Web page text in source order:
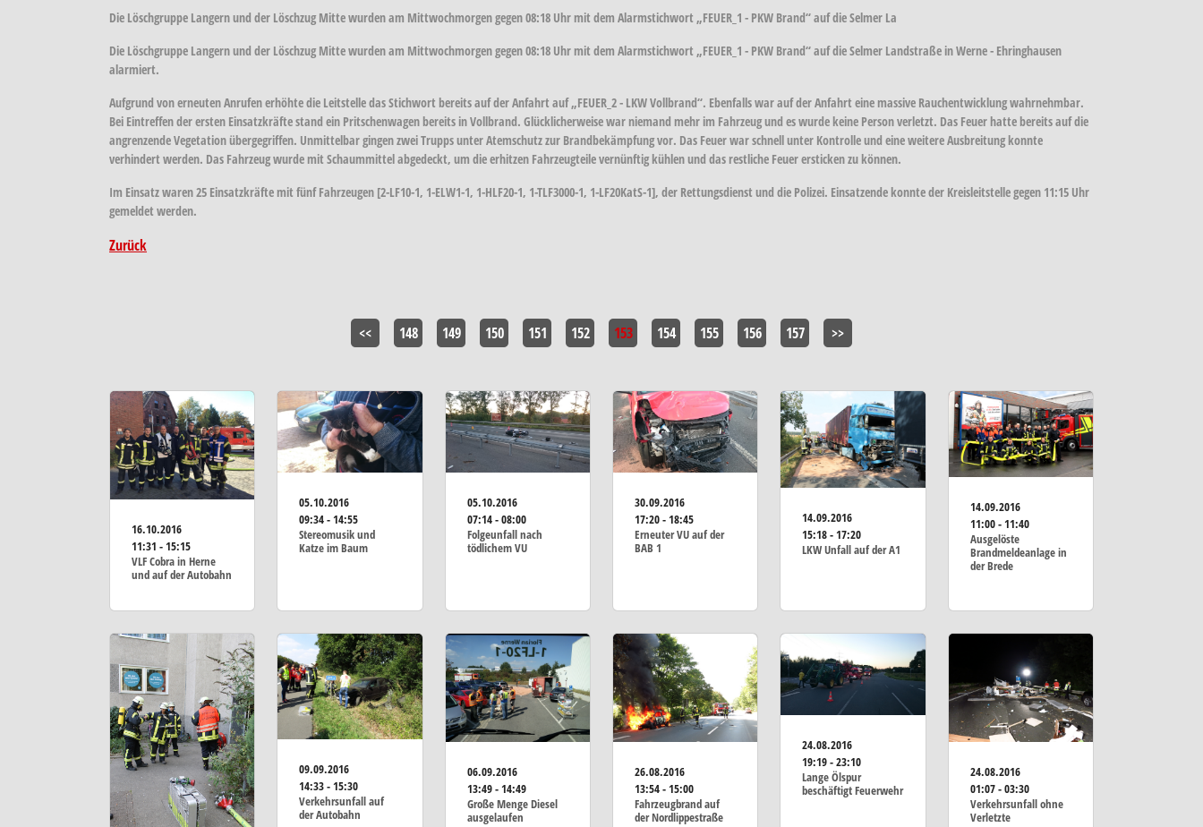
Die Löschgruppe Langern und der Löschzug Mitte wurden am Mittwochmorgen gegen 08:18 Uhr mit dem Alarmstichwort „FEUER_1 - PKW Brand“ auf die Selmer La
Die Löschgruppe Langern und der Löschzug Mitte wurden am Mittwochmorgen gegen 08:18 Uhr mit dem Alarmstichwort „FEUER_1 - PKW Brand“ auf die Selmer Landstraße in Werne - Ehringhausen
alarmiert.
Aufgrund von erneuten Anrufen erhöhte die Leitstelle das Stichwort bereits auf der Anfahrt auf „FEUER_2 - LKW Vollbrand“. Ebenfalls war auf der Anfahrt eine massive Rauchentwicklung wahrnehmbar.
Bei Eintreffen der ersten Einsatzkräfte stand ein Pritschenwagen bereits in Vollbrand. Glücklicherweise war niemand mehr im Fahrzeug und es wurde keine Person verletzt. Das Feuer hatte bereits auf die
angrenzende Vegetation übergegriffen. Unmittelbar gingen zwei Trupps unter Atemschutz zur Brandbekämpfung vor. Das Feuer war schnell unter Kontrolle und eine weitere Ausbreitung konnte
verhindert werden. Das Fahrzeug wurde mit Schaummittel abgedeckt, um die erhitzen Fahrzeugteile vernünftig kühlen und das restliche Feuer ersticken zu können.
Im Einsatz waren 25 Einsatzkräfte mit fünf Fahrzeugen [2-LF10-1, 1-ELW1-1, 1-HLF20-1, 1-TLF3000-1, 1-LF20KatS-1], der Rettungsdienst und die Polizei. Einsatzende konnte der Kreisleitstelle gegen 11:15 Uhr
gemeldet werden.
Zurück
<< 148 149 150 151 152 153 154 155 156 157 >>
16.10.2016
11:31 - 15:15
VLF Cobra in Herne
und auf der Autobahn
05.10.2016
09:34 - 14:55
Stereomusik und
Katze im Baum
05.10.2016
07:14 - 08:00
Folgeunfall nach
tödlichem VU
30.09.2016
17:20 - 18:45
Erneuter VU auf der
BAB 1
14.09.2016
15:18 - 17:20
LKW Unfall auf der A1
14.09.2016
11:00 - 11:40
Ausgelöste
Brandmeldeanlage in
der Brede
09.09.2016
14:33 - 15:30
Verkehrsunfall auf
der Autobahn
06.09.2016
13:49 - 14:49
Große Menge Diesel
ausgelaufen
26.08.2016
13:54 - 15:00
Fahrzeugbrand auf
der Nordlippestraße
24.08.2016
19:19 - 23:10
Lange Ölspur
beschäftigt Feuerwehr
24.08.2016
01:07 - 03:30
Verkehrsunfall ohne
Verletzte